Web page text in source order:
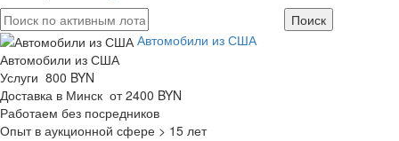
Автомобили из США
Автомобили из США
Услуги 800 BYN
Доставка в Минск от 2400 BYN
Работаем без посредников
Опыт в аукционной сфере > 15 лет